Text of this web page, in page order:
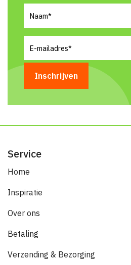
mailadres(Vereist)
Service
Home
Inspiratie
Over ons
Betaling
Verzending & Bezorging